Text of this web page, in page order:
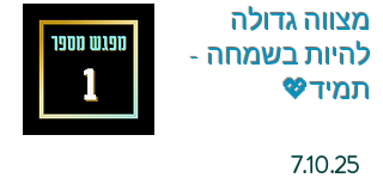
מצווה גדולה
להיות בשמחה -
תמיד💖
7.10.25